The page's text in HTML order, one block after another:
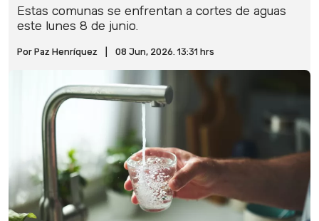
Estas comunas se enfrentan a cortes de aguas
este lunes 8 de junio.
Por Paz Henríquez 08 Jun, 2026. 13:31 hrs